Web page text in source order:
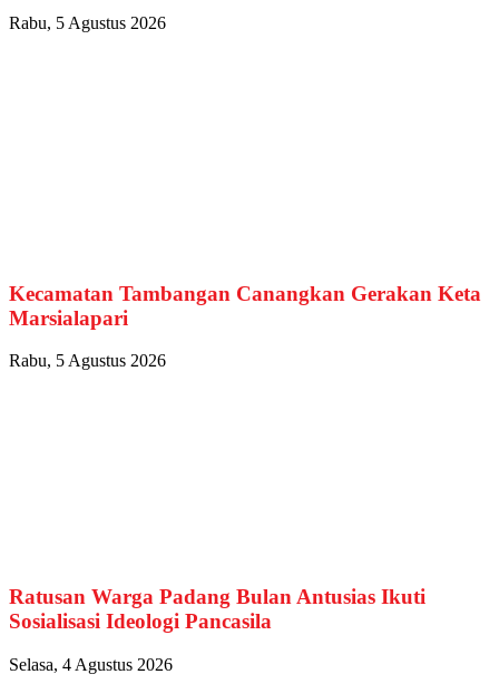
Rabu, 5 Agustus 2026
Kecamatan Tambangan Canangkan Gerakan Keta
Marsialapari
Rabu, 5 Agustus 2026
Ratusan Warga Padang Bulan Antusias Ikuti
Sosialisasi Ideologi Pancasila
Selasa, 4 Agustus 2026